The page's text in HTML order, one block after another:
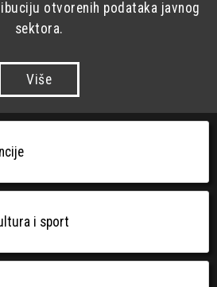
otvorenih podataka javnog
sektora.
Više
i sport